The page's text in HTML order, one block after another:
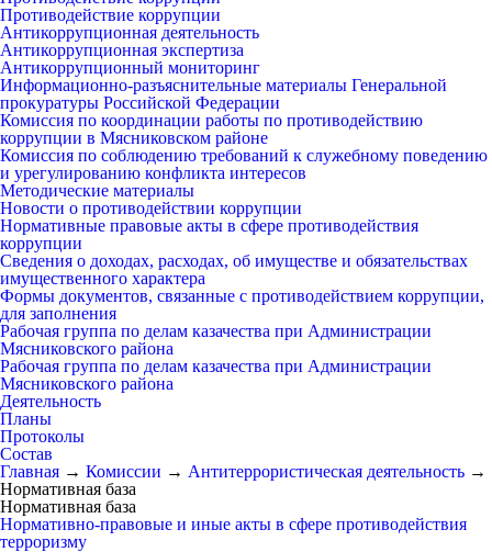
Противодействие коррупции
Антикоррупционная деятельность
Антикоррупционная экспертиза
Антикоррупционный мониторинг
Информационно-разъяснительные материалы Генеральной
прокуратуры Российской Федерации
Комиссия по координации работы по противодействию
коррупции в Мясниковском районе
Комиссия по соблюдению требований к служебному поведению
и урегулированию конфликта интересов
Методические материалы
Новости о противодействии коррупции
Нормативные правовые акты в сфере противодействия
коррупции
Сведения о доходах, расходах, об имуществе и обязательствах
имущественного характера
Формы документов, связанные с противодействием коррупции,
для заполнения
Рабочая группа по делам казачества при Администрации
Мясниковского района
Рабочая группа по делам казачества при Администрации
Мясниковского района
Деятельность
Планы
Протоколы
Состав
Главная → Комиссии → Антитеррористическая деятельность →
Нормативная база
Нормативная база
Нормативно-правовые и иные акты в сфере противодействия
терроризму